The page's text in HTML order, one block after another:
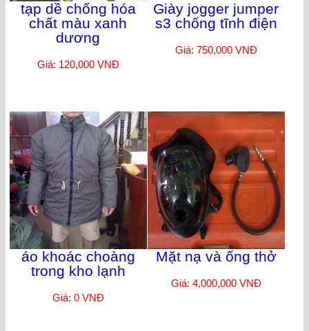
tạp dề chống hóa
chất màu xanh
dương
Giá: 120,000 VNĐ
Giày jogger jumper
s3 chống tĩnh điện
Giá: 750,000 VNĐ
áo khoác choàng
trong kho lạnh
Giá: 0 VNĐ
Mặt nạ và ống thở
Giá: 4,000,000 VNĐ